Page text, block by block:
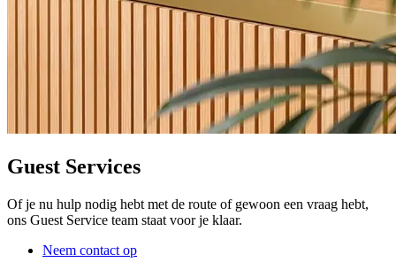
Guest Services
Of je nu hulp nodig hebt met de route of gewoon een vraag hebt,
ons Guest Service team staat voor je klaar.
Neem contact op